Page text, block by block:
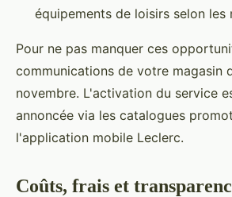
équipements de loisirs selon les
Pour ne pas manquer ces
communications de votre magasin
novembre. L'activation du service
annoncée via les catalogues
l'application mobile Leclerc.
Coûts, frais et